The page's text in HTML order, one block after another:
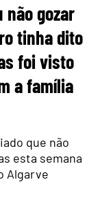
gozar
tinha dito
foi visto
a família
que não
esta semana
Algarve